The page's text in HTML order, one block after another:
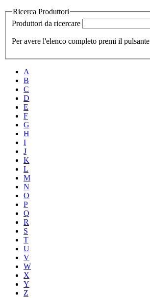
Ricerca Produttori
Produttori da ricercare
Per avere l'elenco completo premi il pulsante
A
B
C
D
E
F
G
H
I
J
K
L
M
N
O
P
Q
R
S
T
U
V
W
X
Y
Z